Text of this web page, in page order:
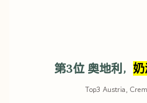
第3位 奥地利，
Top3 Austria,